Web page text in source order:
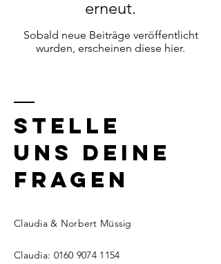
erneut.
Sobald neue Beiträge veröffentlicht
wurden, erscheinen diese hier.
STELLE
UNS DEINE
FRAGEN
Claudia & Norbert Müssig
Claudia: 0160 9074 1154